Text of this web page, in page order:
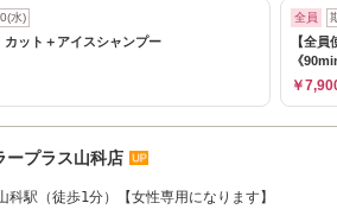
水)
カット＋アイスシャンプー
全員
【全
《
￥
プラス山科店
科駅（徒歩1分）【女性専用になります】